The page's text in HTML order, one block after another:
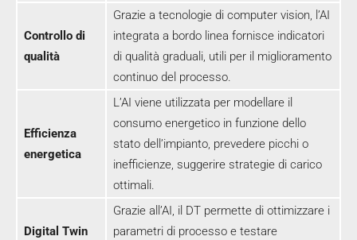
Controllo di
qualità
Grazie a tecnologie di computer vision, l’AI
integrata a bordo linea fornisce indicatori
di qualità graduali, utili per il miglioramento
continuo del processo.
Efficienza
energetica
L’AI viene utilizzata per modellare il
consumo energetico in funzione dello
stato dell’impianto, prevedere picchi o
inefficienze, suggerire strategie di carico
ottimali.
Digital Twin
Grazie all’AI, il DT permette di ottimizzare i
parametri di processo e testare